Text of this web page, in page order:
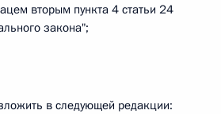
вторым пункта 4 статьи 24
закона";
в следующей редакции: